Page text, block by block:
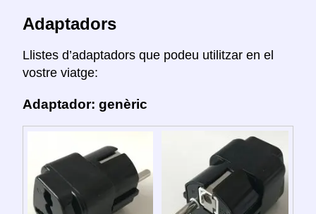
Adaptadors
Llistes d’adaptadors que podeu utilitzar en el
vostre viatge:
Adaptador: genèric